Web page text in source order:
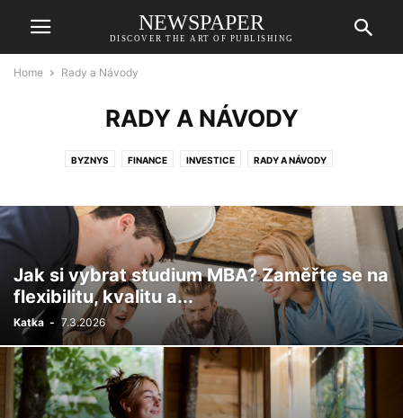
NEWSPAPER
DISCOVER THE ART OF PUBLISHING
Home Rady a Návody
RADY A NÁVODY
BYZNYS FINANCE INVESTICE RADY A NÁVODY
Jak si vybrat studium MBA? Zaměřte se na
flexibilitu, kvalitu a...
Katka - 7.3.2026